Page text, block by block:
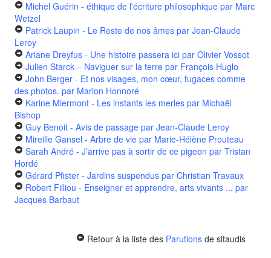
Michel Guérin - éthique de l'écriture philosophique par Marc
Wetzel
Patrick Laupin - Le Reste de nos âmes par Jean-Claude
Leroy
Ariane Dreyfus - Une histoire passera ici par Olivier Vossot
Julien Starck – Naviguer sur la terre par François Huglo
John Berger - Et nos visages, mon cœur, fugaces comme
des photos. par Marion Honnoré
Karine Miermont - Les instants les merles par Michaël
Bishop
Guy Benoit - Avis de passage par Jean-Claude Leroy
Mireille Gansel - Arbre de vie par Marie-Hélène Prouteau
Sarah André - J’arrive pas à sortir de ce pigeon par Tristan
Hordé
Gérard Pfister - Jardins suspendus par Christian Travaux
Robert Filliou - Enseigner et apprendre, arts vivants ... par
Jacques Barbaut
Retour à la liste des Parutions de sitaudis